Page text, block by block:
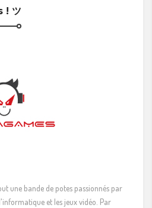
! ツ
une bande de potes passionnés par
et les jeux vidéo. Par